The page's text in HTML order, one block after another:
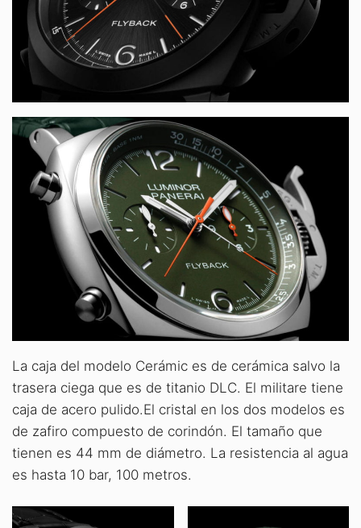
La caja del modelo Cerámic es de cerámica salvo la
trasera ciega que es de titanio DLC. El militare tiene
caja de acero pulido.El cristal en los dos modelos es
de zafiro compuesto de corindón. El tamaño que
tienen es 44 mm de diámetro. La resistencia al agua
es hasta 10 bar, 100 metros.